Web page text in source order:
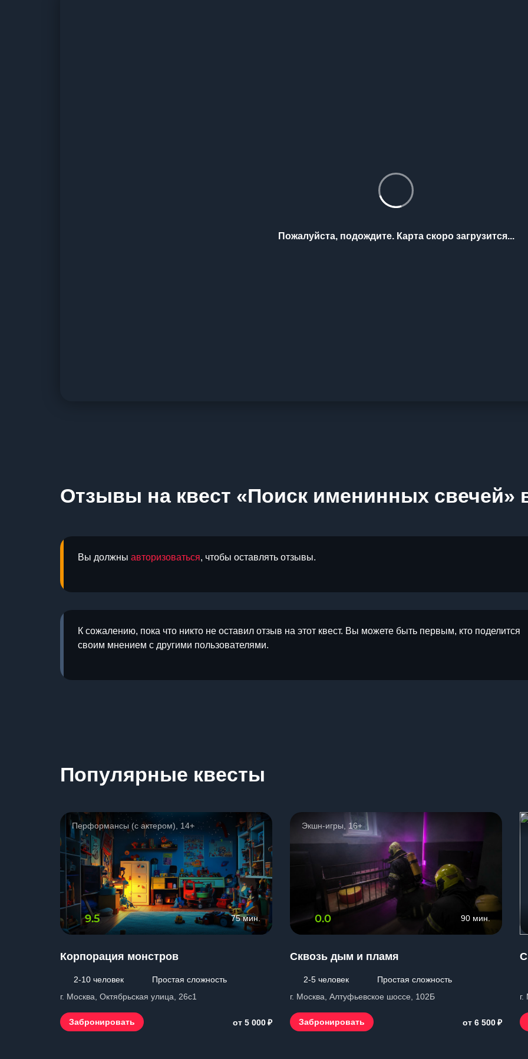
Пожалуйста, подождите. Карта скоро загрузится...
Отзывы на квест «Поиск именинных свечей»
Вы должны авторизоваться, чтобы оставлять отзывы.
К сожалению, пока что никто не оставил отзыв на этот квест. Вы можете быть первым, кто поделится
своим мнением с другими пользователями.
Популярные квесты
Перформансы (с актером), 14+
9.5 75 мин.
Корпорация монстров
2-10 человек
Простая сложность
г. Москва, Октябрьская улица, 26с1
Забронировать от 5 000₽
Экшн-игры, 16+
0.0 90 мин.
Сквозь дым и пламя
2-5 человек
Простая сложность
г. Москва, Алтуфьевское шоссе, 102Б
Забронировать от 6 500₽